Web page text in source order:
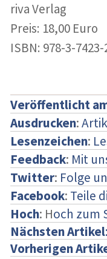
riva Verlag
Preis: 18,00 Euro
ISBN: 978-3-
Veröffentlicht
Ausdrucken:
Lesenzeichen:
Feedback: Mit
Twitter: Folge
Facebook: Teile
Hoch: Hoch zum
Nächsten Artikel
Vorherigen